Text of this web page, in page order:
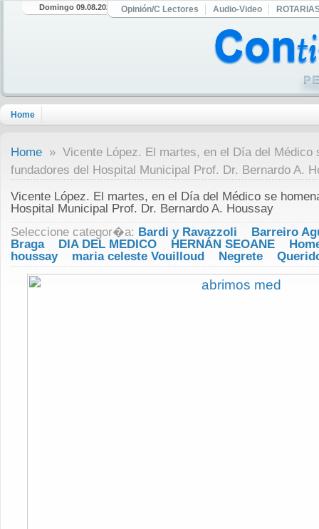
Domingo 09.08.2026 Opinión/C Lectores Audio-Video
Home
Home » Vicente López. El martes, en el Día del Médico
fundadores del Hospital Municipal Prof. Dr. Bernardo A.
Vicente López. El martes, en el Día del Médico se
Hospital Municipal Prof. Dr. Bernardo A. Houssay
Seleccione categor�a: Bardi y Ravazzoli
Barreiro
Braga
DIA DEL MEDICO HERNÁN SEOANE
houssay
maria celeste Vouilloud Negrete